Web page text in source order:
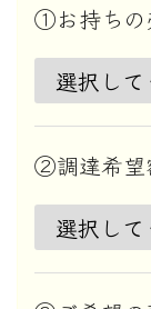
①お持ちの
②調達希望